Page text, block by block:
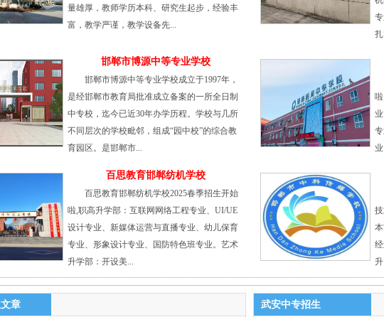
量雄厚，教师学历本科、研究生起步，经验丰
富，教学严谨，教学设备先...
邯郸市博源中等专业学校
邯郸市博源中等专业学校成立于1997年，
是经邯郸市教育局批准成立备案的一所全日制
中专校，迄今已近30年办学历程。学校与几所
不同层次的学校毗邻，组成“园中校”的综合教
育园区。是邯郸市...
百思教育邯郸纺机学校
百思教育邯郸纺机学校2025春季招生开始
啦,职高升学部：互联网网络工程专业、UI/UE
设计专业、新媒体运营与直播专业、幼儿保育
专业、形象设计专业、国防特色班专业。艺术
升学部：开设美...
章 武安中专招生